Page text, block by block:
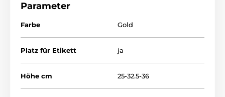
Parameter
Farbe Gold
Platz für Etikett ja
Höhe cm 25-32.5-36